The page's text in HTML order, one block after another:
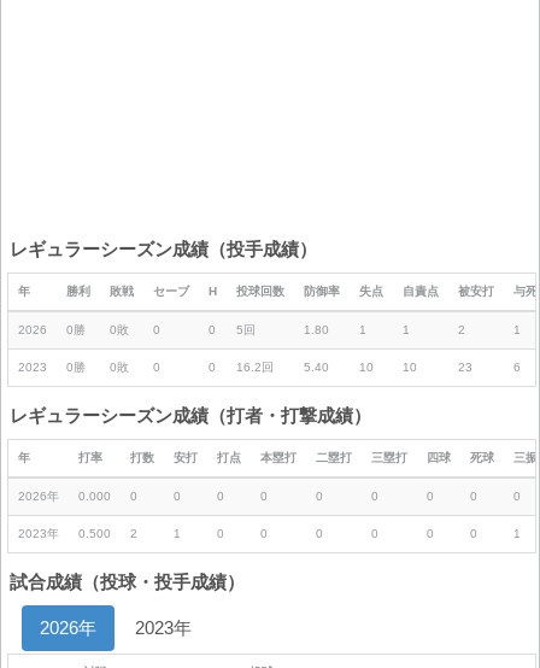
レギュラーシーズン成績（投手成績）
年 勝利 敗戦 セーブ H 投球回数 防御率 失点 自責点 被安打 与死
2026 0勝 0敗 0 0 5回 1.80 1 1 2 1
2023 0勝 0敗 0 0 16.2回 5.40 10 10 23 6
レギュラーシーズン成績（打者・打撃成績）
年 打率 打数 安打 打点 本塁打 二塁打 三塁打 四球 死球 三振
2026年 0.000 0 0 0 0 0 0 0 0 0
2023年 0.500 2 1 0 0 0 0 0 0 1
試合成績（投球・投手成績）
2026年 2023年